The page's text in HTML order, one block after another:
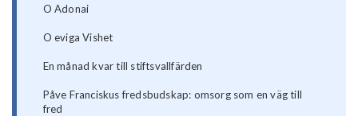
O Adonai
O eviga Vishet
En månad kvar till stiftsvallfärden
Påve Franciskus fredsbudskap: omsorg som en väg till
fred